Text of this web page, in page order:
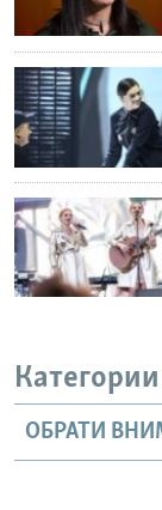
Категории
ОБРАТИ